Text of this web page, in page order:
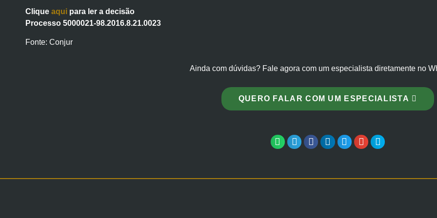
Clique aqui para ler a decisão
Processo 5000021-98.2016.8.21.0023
Fonte: Conjur
Ainda com dúvidas? Fale agora com um especialista diretamente no
QUERO FALAR COM UM ESPECIALISTA